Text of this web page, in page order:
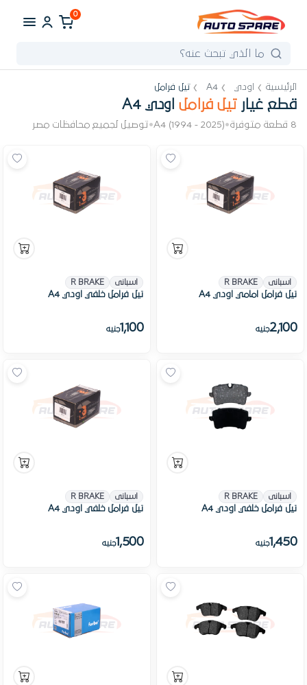
0
الرئيسية اودي A4 تيل فرامل
قطع غيار تيل فرامل اودي A4
8 قطعة متوفرة •
A4 (1994 - 2025)
•توصيل لجميع محافظات مصر
اسبانى R BRAKE
تيل فرامل امامي اودي A4
2,100جنيه
اسبانى R BRAKE
تيل فرامل خلفي اودي A4
1,100جنيه
اسبانى R BRAKE
تيل فرامل خلفي اودي A4
1,450جنيه
اسبانى R BRAKE
تيل فرامل خلفي اودي A4
1,500جنيه